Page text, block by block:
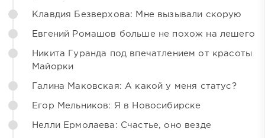
Клавдия Безверхова: Мне вызывали скорую
Евгений Ромашов больше не похож на лешего
Никита Гуранда под впечатлением от красоты
Майорки
Галина Маковская: А какой у меня статус?
Егор Мельников: Я в Новосибирске
Нелли Ермолаева: Счастье, оно везде